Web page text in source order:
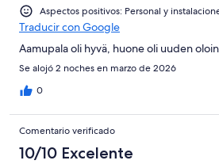
Aspectos positivos: Personal y
Traducir con Google
Aamupala oli hyvä, huone oli uuden
Se alojó 2 noches en marzo de 2026
0
Comentario verificado
10/10 Excelente